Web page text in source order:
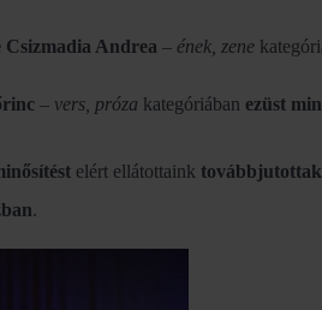
Csizmadia Andrea – ének, zene
– vers, próza kategóriában ezüst
elért ellátottaink
.